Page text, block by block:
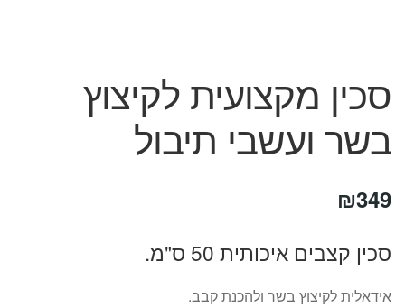
עגלת קניות
תשלום
סכין מקצועית לקיצוץ
בשר ועשבי תיבול
₪349
סכין קצבים איכותית 50 ס"מ.
אידאלית לקיצוץ בשר ולהכנת קבב.